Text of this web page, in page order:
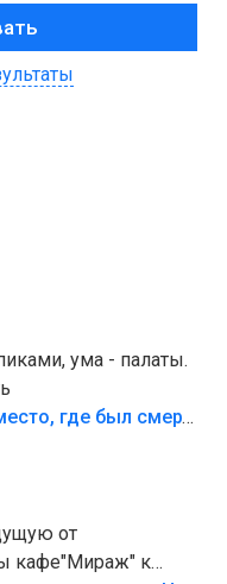
ума - палаты.
«Попал на пику»: СК показал место, где был смертельно травмирован ребенок в Тольятти
от
кафе"Мираж" к